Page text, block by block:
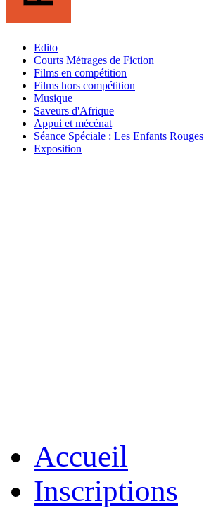
Edito
Courts Métrages de Fiction
Films en compétition
Films hors compétition
Musique
Saveurs d'Afrique
Appui et mécénat
Séance Spéciale : Les Enfants Rouges
Exposition
Accueil
Inscriptions